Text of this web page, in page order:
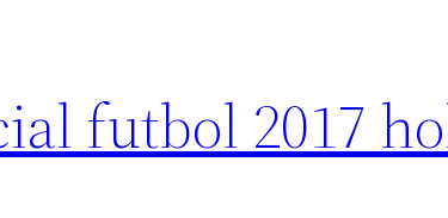
futbol 2017